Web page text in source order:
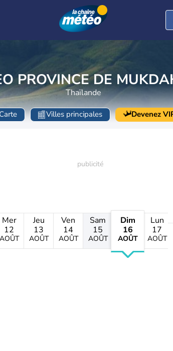
PROVINCE DE
Thaïlande
Carte Villes principales Devenez
Mer
12
AOÛT
Jeu
13
AOÛT
Ven
14
AOÛT
Sam
15
AOÛT
Dim
16
AOÛT
Lun
17
AOÛT